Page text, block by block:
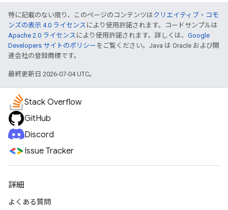
特に記載のない限り、このページのコンテンツはクリエイティブ・コモ
ンズの表示 4.0 ライセンス により使用許諾されます。コードサンプルは
Apache 2.0 ライセンス により使用許諾されます。詳しくは、 Google
Developers サイトのポリシー をご覧ください。Java は Oracle および関
連会社の登録商標です。
最終更新日 2026-07-04 UTC。
Stack Overflow
GitHub
Discord
Issue Tracker
詳細
よくある質問